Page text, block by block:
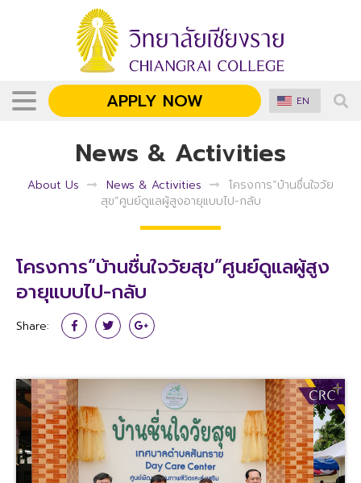
APPLY NOW EN
News & Activities
About Us News & Activities
โครงการ“บ้านชื่นใจวัย
สุข”ศูนย์ดูแลผู้สูงอายุแบบไป-กลับ
โครงการ“บ้านชื่นใจวัยสุข”ศูนย์ดูแลผู้สูง
อายุแบบไป-กลับ
Share: